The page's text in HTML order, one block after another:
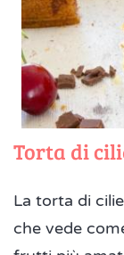
Torta di
La torta di
che vede